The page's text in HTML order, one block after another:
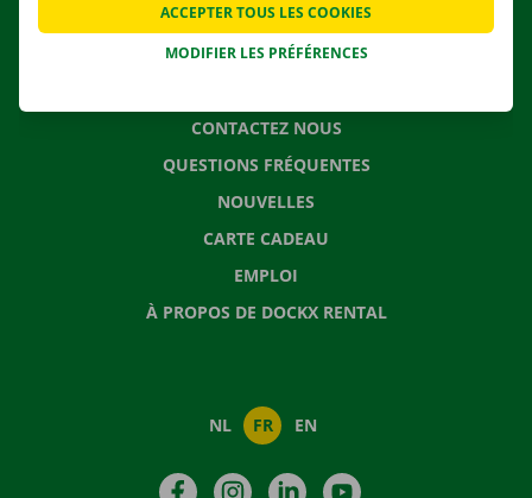
SOLUTIONS DE DÉMÉNAGEMENT
CONTACTEZ NOUS
QUESTIONS FRÉQUENTES
NOUVELLES
CARTE CADEAU
EMPLOI
À PROPOS DE DOCKX RENTAL
NL FR EN
FacebookInstagramLinkedIn
MODIFIER LES PRÉFÉRENCES
ACCEPTER TOUS LES COOKIES